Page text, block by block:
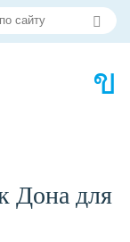
Дона для